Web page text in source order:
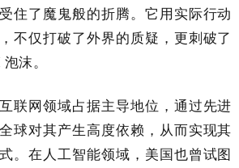
住了魔鬼般的折腾。它用实际行动
不仅打破了外界的质疑，更刺破了
沫。
联网领域占据主导地位，通过先进
球对其产生高度依赖，从而实现其
。在人工智能领域，美国也曾试图